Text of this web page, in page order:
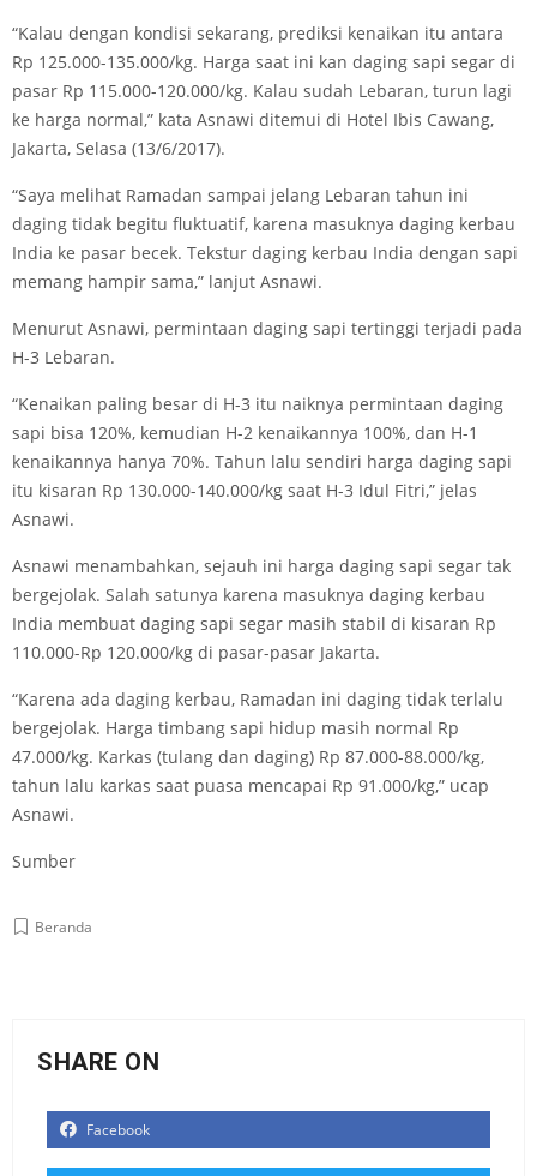
“Kalau dengan kondisi sekarang, prediksi kenaikan itu antara
Rp 125.000-135.000/kg. Harga saat ini kan daging sapi segar di
pasar Rp 115.000-120.000/kg. Kalau sudah Lebaran, turun lagi
ke harga normal,” kata Asnawi ditemui di Hotel Ibis Cawang,
Jakarta, Selasa (13/6/2017).
“Saya melihat Ramadan sampai jelang Lebaran tahun ini
daging tidak begitu fluktuatif, karena masuknya daging kerbau
India ke pasar becek. Tekstur daging kerbau India dengan sapi
memang hampir sama,” lanjut Asnawi.
Menurut Asnawi, permintaan daging sapi tertinggi terjadi pada
H-3 Lebaran.
“Kenaikan paling besar di H-3 itu naiknya permintaan daging
sapi bisa 120%, kemudian H-2 kenaikannya 100%, dan H-1
kenaikannya hanya 70%. Tahun lalu sendiri harga daging sapi
itu kisaran Rp 130.000-140.000/kg saat H-3 Idul Fitri,” jelas
Asnawi.
Asnawi menambahkan, sejauh ini harga daging sapi segar tak
bergejolak. Salah satunya karena masuknya daging kerbau
India membuat daging sapi segar masih stabil di kisaran Rp
110.000-Rp 120.000/kg di pasar-pasar Jakarta.
“Karena ada daging kerbau, Ramadan ini daging tidak terlalu
bergejolak. Harga timbang sapi hidup masih normal Rp
47.000/kg. Karkas (tulang dan daging) Rp 87.000-88.000/kg,
tahun lalu karkas saat puasa mencapai Rp 91.000/kg,” ucap
Asnawi.
Sumber
Beranda
SHARE ON
Facebook